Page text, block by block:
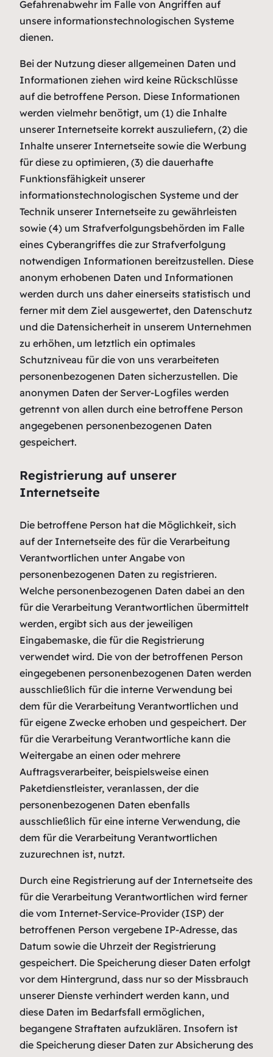
Gefahrenabwehr im Falle von Angriffen auf
unsere informationstechnologischen Systeme
dienen.
Bei der Nutzung dieser allgemeinen Daten und
Informationen ziehen wird keine Rückschlüsse
auf die betroffene Person. Diese Informationen
werden vielmehr benötigt, um (1) die Inhalte
unserer Internetseite korrekt auszuliefern, (2) die
Inhalte unserer Internetseite sowie die Werbung
für diese zu optimieren, (3) die dauerhafte
Funktionsfähigkeit unserer
informationstechnologischen Systeme und der
Technik unserer Internetseite zu gewährleisten
sowie (4) um Strafverfolgungsbehörden im Falle
eines Cyberangriffes die zur Strafverfolgung
notwendigen Informationen bereitzustellen. Diese
anonym erhobenen Daten und Informationen
werden durch uns daher einerseits statistisch und
ferner mit dem Ziel ausgewertet, den Datenschutz
und die Datensicherheit in unserem Unternehmen
zu erhöhen, um letztlich ein optimales
Schutzniveau für die von uns verarbeiteten
personenbezogenen Daten sicherzustellen. Die
anonymen Daten der Server-Logfiles werden
getrennt von allen durch eine betroffene Person
angegebenen personenbezogenen Daten
gespeichert.
Registrierung auf unserer
Internetseite
Die betroffene Person hat die Möglichkeit, sich
auf der Internetseite des für die Verarbeitung
Verantwortlichen unter Angabe von
personenbezogenen Daten zu registrieren.
Welche personenbezogenen Daten dabei an den
für die Verarbeitung Verantwortlichen übermittelt
werden, ergibt sich aus der jeweiligen
Eingabemaske, die für die Registrierung
verwendet wird. Die von der betroffenen Person
eingegebenen personenbezogenen Daten werden
ausschließlich für die interne Verwendung bei
dem für die Verarbeitung Verantwortlichen und
für eigene Zwecke erhoben und gespeichert. Der
für die Verarbeitung Verantwortliche kann die
Weitergabe an einen oder mehrere
Auftragsverarbeiter, beispielsweise einen
Paketdienstleister, veranlassen, der die
personenbezogenen Daten ebenfalls
ausschließlich für eine interne Verwendung, die
dem für die Verarbeitung Verantwortlichen
zuzurechnen ist, nutzt.
Durch eine Registrierung auf der Internetseite des
für die Verarbeitung Verantwortlichen wird ferner
die vom Internet-Service-Provider (ISP) der
betroffenen Person vergebene IP-Adresse, das
Datum sowie die Uhrzeit der Registrierung
gespeichert. Die Speicherung dieser Daten erfolgt
vor dem Hintergrund, dass nur so der Missbrauch
unserer Dienste verhindert werden kann, und
diese Daten im Bedarfsfall ermöglichen,
begangene Straftaten aufzuklären. Insofern ist
die Speicherung dieser Daten zur Absicherung des